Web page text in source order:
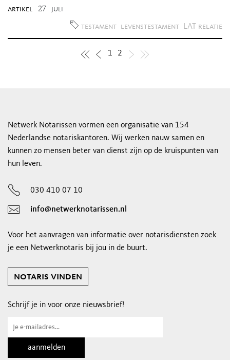
artikel 27 juli
testament levenstestament LAT relatie
1 2
Netwerk Notarissen vormen een organisatie van 154
Nederlandse notariskantoren. Wij werken nauw samen en
kunnen zo mensen beter van dienst zijn op de kruispunten van
hun leven.
030 410 07 10
info@netwerknotarissen.nl
Voor het aanvragen van informatie over notarisdiensten zoek
je een Netwerknotaris bij jou in de buurt.
notaris vinden
Schrijf je in voor onze nieuwsbrief!